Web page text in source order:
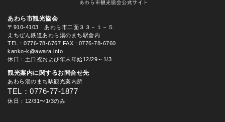
あわら市観光協会
〒910-4103 あわら市二面３３－１－５
えちぜん鉄道あわら湯のまち駅舎内
TEL
: 0776-78-6767 FAX : 0776-78-6760
kanko-k@awara.info
休日：土日祝および年末年始12/29～1/3
観光案内に関するお問合せ先
あわら湯のまち駅観光案内所
TEL：0776-77-1877
休日：12/31〜1/3のみ